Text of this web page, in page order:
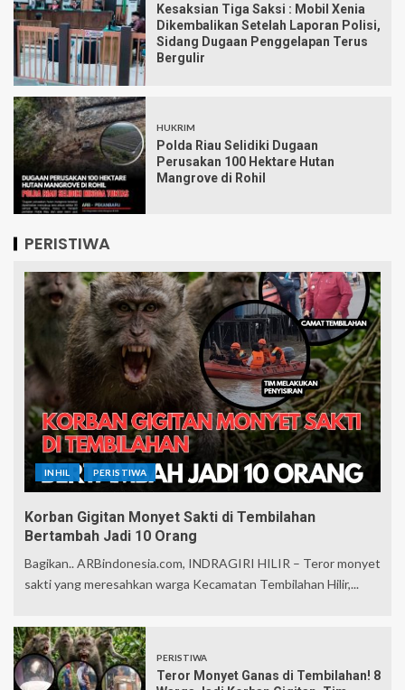
Kesaksian Tiga Saksi : Mobil Xenia
Dikembalikan Setelah Laporan Polisi,
Sidang Dugaan Penggelapan Terus
Bergulir
HUKRIM
Polda Riau Selidiki Dugaan
Perusakan 100 Hektare Hutan
Mangrove di Rohil
PERISTIWA
INHIL PERISTIWA
Korban Gigitan Monyet Sakti di Tembilahan
Bertambah Jadi 10 Orang
Bagikan.. ARBindonesia.com, INDRAGIRI HILIR – Teror monyet
sakti yang meresahkan warga Kecamatan Tembilahan Hilir,...
PERISTIWA
Teror Monyet Ganas di Tembilahan! 8